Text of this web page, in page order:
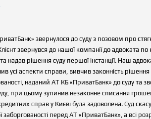
звернулося до суду з позовом про
звернувся до нашої компанії до адвоката
надав рішення суду першої інстанції. Наш
усі аспекти справи, вивчив законність рішення
наданий АТ КБ «ПриватБанк» до суду та
при цьому зупинив незаконне списання
справ у Києві була задоволена. Суд
заборгованості перед АТ «ПриватБанк», а всі